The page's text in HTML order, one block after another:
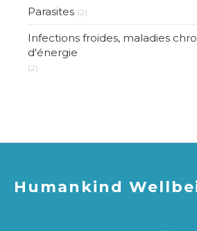
Parasites (2)
Infections froides, maladies
d'énergie
(2)
Humankind